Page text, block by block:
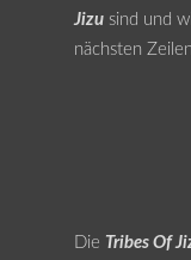
Jizusind und
nächsten
Die Tribes Of